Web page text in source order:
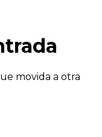
movida a otra